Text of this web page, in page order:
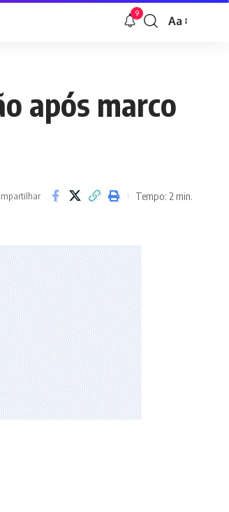
9
Font
Aa
após marco
Tempo: 2 min.